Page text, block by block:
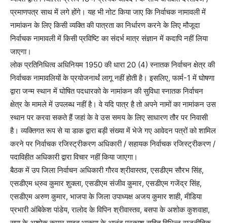
प्रमाणपत्र साथ में लगे होंगे। यह भी नोट किया जाए कि निर्वाचक नामावली में
नामांकन के लिए किसी व्यक्ति की पात्रता का निर्धारण करने के लिए मौजूदा
निर्वाचक नामावली में किसी प्रविष्टि का संदर्भ मात्र संज्ञान में कदापि नहीं लिया
जाएगा।
लोक प्रतिनिधित्व अधिनियम 1950 की धारा 20 (4) स्नातक निर्वाचन क्षेत्र की
निर्वाचक नामावलियों के प्रयोजनार्थं लागू नहीं होती है। इसलिए, फार्म-1 में घोषणा
द्वारा जन्म स्थान में घोषित पदधारको के नामांकन की सुविधा स्नातक निर्वाचन
क्षेत्र के मामले में उपलब्ध नहीं है। वे यदि पात्र है तो अपने नामों का नामांकन उस
स्थान पर करवा सकते हैं जहां के वे उस समय के लिए साधारण तौर पर निवासी
है। व्यक्तिगत रूप से या डाक द्वारा बड़ी संख्या में भेजे गए आवेदन पत्रों को शामिल
करने पर निर्वाचक रजिस्ट्रीकरण अधिकारी / सहायक निर्वाचक रजिस्ट्रीकरण /
पदाविहीत अधिकारी द्वारा विचार नहीं किया जाएगा।
बैठक में उप जिला निर्वाचन अधिकारी गौरव श्रीवास्तव, एसडीएम सौरभ सिंह,
एसडीएम ध्रुव कुमार शुक्ला, एसडीएम संजीव कुमार, एसडीएम गजेंद्र सिंह,
एसडीएम अरुण कुमार, भाजपा के जिला उपाध्यक्ष अजय कुमार शाही, मीडिया
प्रभारी अंबिकेश पांडेय, रालोद के विपिन श्रीवास्तव, बसपा के अशोक कुशवाहा,